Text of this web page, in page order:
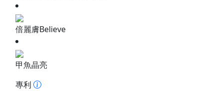
倍麗膚Believe
甲魚晶亮
專利